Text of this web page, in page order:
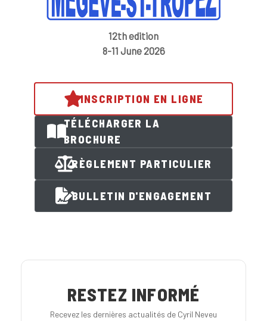
12th edition
8-11 June 2026
INSCRIPTION EN LIGNE
TÉLÉCHARGER LA
BROCHURE
RÈGLEMENT PARTICULIER
BULLETIN D'ENGAGEMENT
RESTEZ INFORMÉ
Recevez les dernières actualités de Cyril Neveu